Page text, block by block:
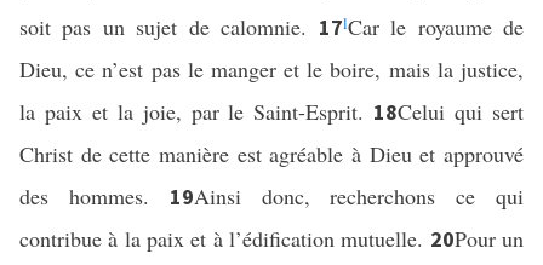
soit pas un sujet de calomnie. 17lCar le royaume de
Dieu, ce n’est pas le manger et le boire, mais la justice,
la paix et la joie, par le Saint-Esprit. 18Celui qui sert
Christ de cette manière est agréable à Dieu et approuvé
des hommes. 19Ainsi donc, recherchons ce qui
contribue à la paix et à l’édification mutuelle. 20Pour un